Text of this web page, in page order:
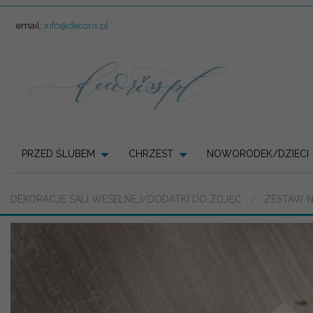
email: info@decoris.pl
PRZED ŚLUBEM CHRZEST NOWORODEK/DZIECI
DEKORACJE SALI WESELNEJ/DODATKI DO ZDJĘĆ ZESTAW